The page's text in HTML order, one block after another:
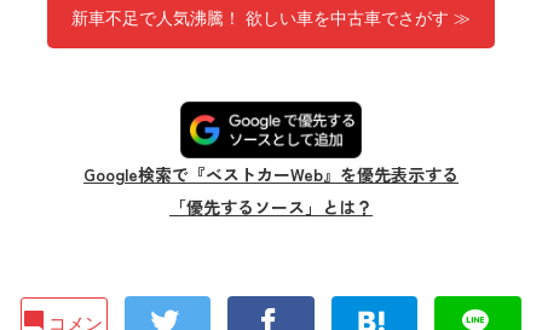
新車不足で人気沸騰！ 欲しい車を中古車でさがす ≫
Google検索で『ベストカーWeb』を優先表示する
「優先するソース」とは？
コメン